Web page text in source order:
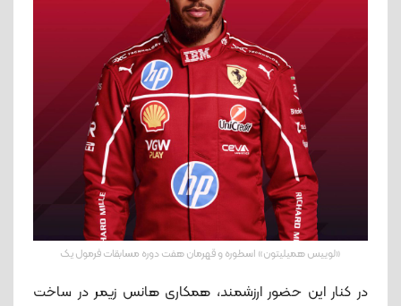
«لوییس همیلیتون» اسطوره و قهرمان هفت دوره‌ مسابقات فرمول یک
در کنار این حضور ارزشمند، همکاری هانس زیمر در ساخت